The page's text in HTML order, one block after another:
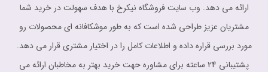
ارائه می دهد. وب سایت فروشگاه نیکرخ با هدف سهولت در خرید شما
مشتریان عزیز طراحی شده است که به طور موشکافانه ای محصولات رو
مورد بررسی قراره داده و اطلاعات کامل را در اختیار مشتری قرار می دهد.
پشتیبانی 24 ساعته برای مشاوره حهت خرید بهتر به مخاطبان ارائه می